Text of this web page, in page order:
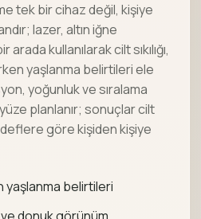
tek bir cihaz değil, kişiye
lazer, altın iğne
kullanılarak cilt sıkılığı,
yaşlanma belirtileri ele
yoğunluk ve sıralama
planlanır; sonuçlar cilt
göre kişiden kişiye
yaşlanma belirtileri